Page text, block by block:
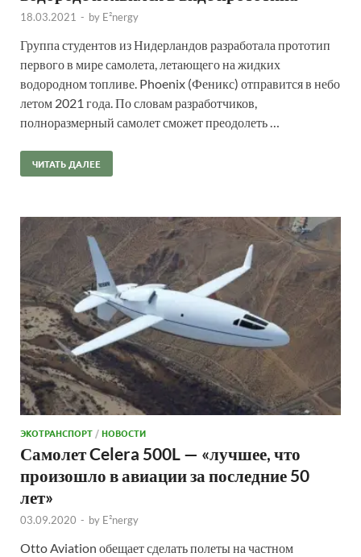
18.03.2021 - by E²nergy
Группа студентов из Нидерландов разработала прототип
первого в мире самолета, летающего на жидких
водородном топливе. Phoenix (Феникс) отправится в небо
летом 2021 года. По словам разработчиков,
полноразмерный самолет сможет преодолеть …
ЧИТАТЬ ДАЛЕЕ
ЭКОТРАНСПОРТ /НОВОСТИ
Самолет Celera 500L — «лучшее, что
произошло в авиации за последние 50
лет»
03.09.2020 - by E²nergy
Otto Aviation обещает сделать полеты на частном